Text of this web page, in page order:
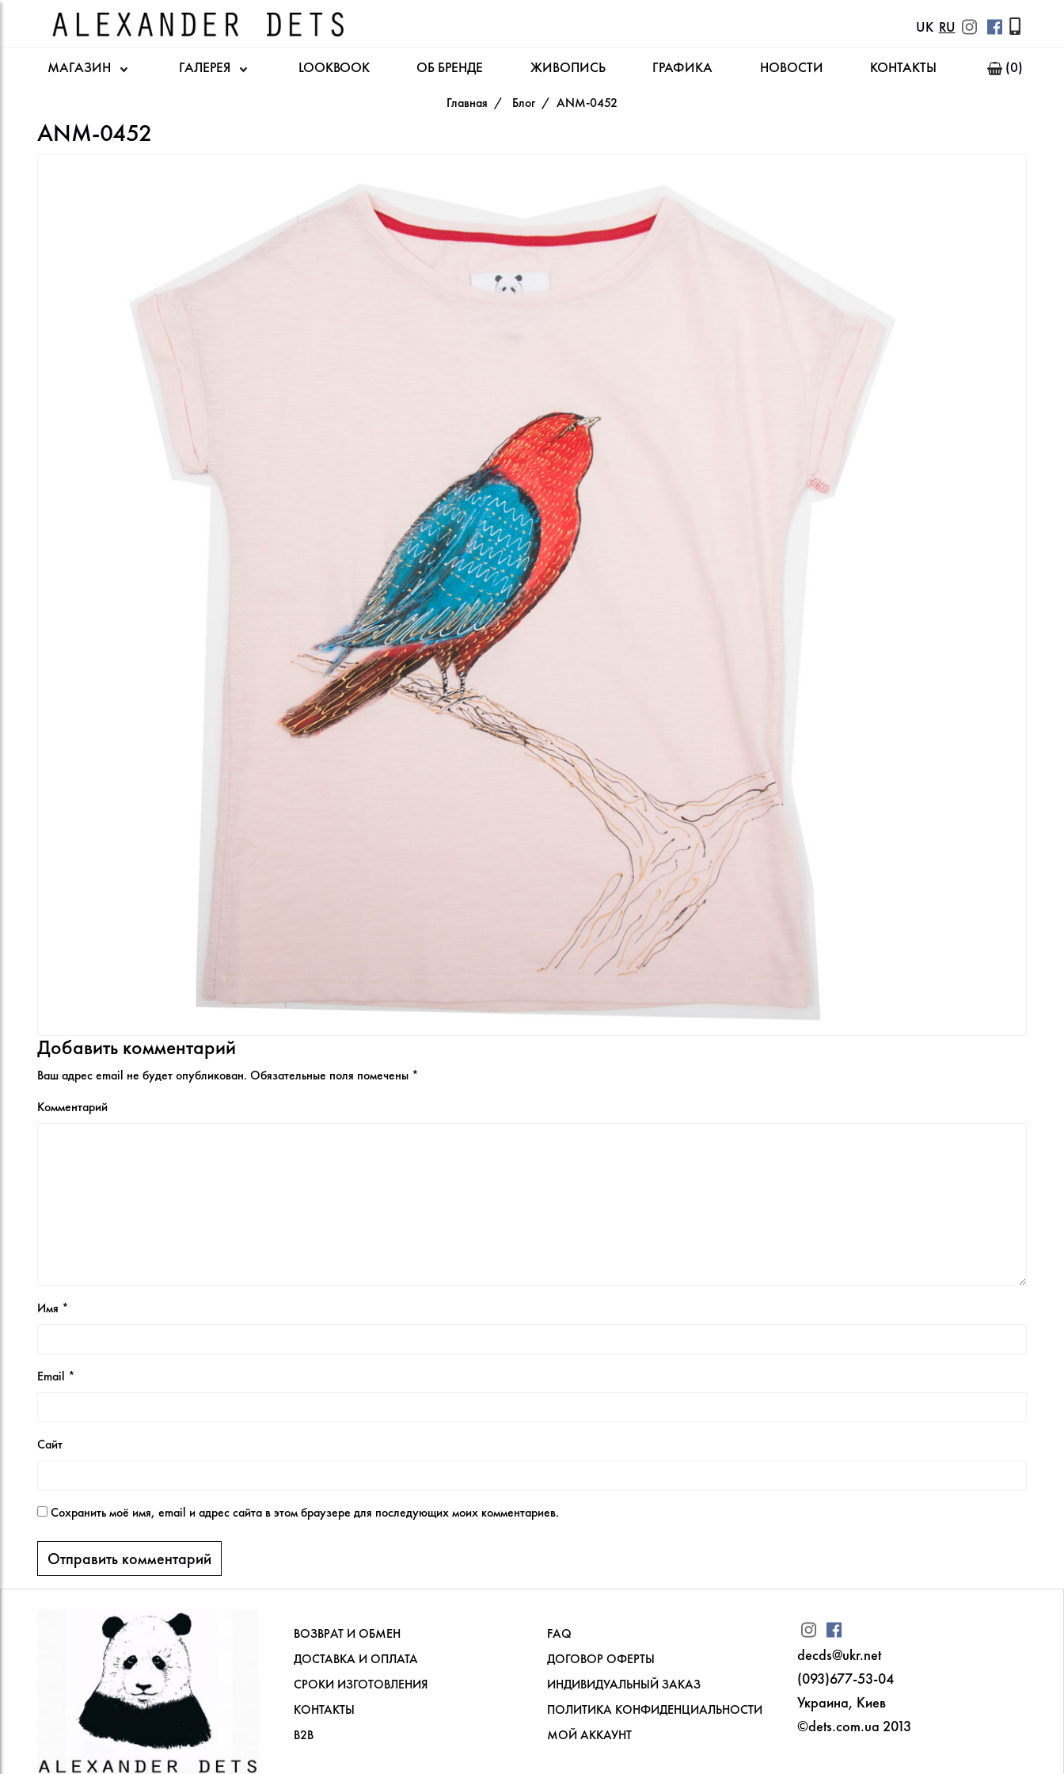
UK RU
МАГАЗИН ГАЛЕРЕЯ LOOKBOOK ОБ БРЕНДЕ ЖИВОПИСЬ ГРАФИКА НОВОСТИ КОНТАКТЫ (0)
Главная Блог ANM-0452
ANM-0452
Добавить комментарий
Ваш адрес email не будет опубликован. Обязательные поля помечены *
Комментарий
Имя *
Email *
Сайт
Сохранить моё имя, email и адрес сайта в этом браузере для последующих моих комментариев.
ВОЗВРАТ И ОБМЕН
ДОСТАВКА И ОПЛАТА
СРОКИ ИЗГОТОВЛЕНИЯ
КОНТАКТЫ
В2В
FAQ
ДОГОВОР ОФЕРТЫ
ИНДИВИДУАЛЬНЫЙ ЗАКАЗ
ПОЛИТИКА КОНФИДЕНЦИАЛЬНОСТИ
МОЙ АККАУНТ
decds@ukr.net
(093)677-53-04
Украина, Киев
©dets.com.ua 2013